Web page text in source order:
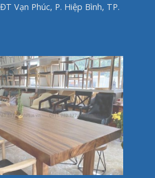
Vạn Phúc, P. Hiệp Bình, TP.